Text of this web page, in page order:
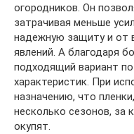
огородников. Он
затрачивая меньше
надежную защиту и от
явлений. А благодаря
подходящий вариант
характеристик. При
назначению, что
несколько сезонов, за
окупят.